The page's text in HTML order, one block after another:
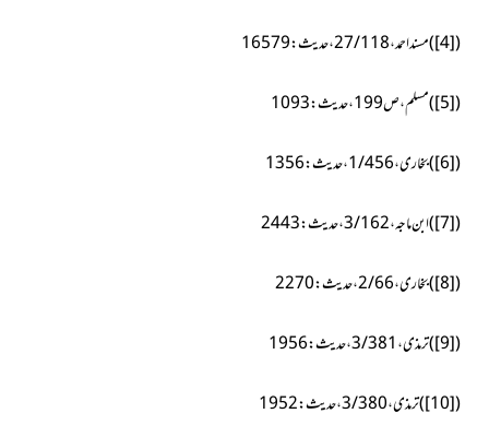
(
[4])مسند احمد،27/118،حدیث:16579
(
[5])مسلم، ص199، حدیث: 1093
(
[6])بخاری،1/456،حدیث:1356
(
[7])ابن ماجہ،3/162،حدیث:2443
(
[8])بخاری،2/66،حدیث:2270
(
[9])ترمذی،3/381، حدیث:1956
(
[10])ترمذی،3/380،حدیث:1952